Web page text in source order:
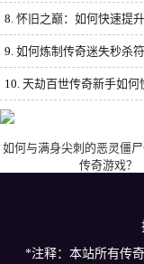
8. 怀旧之巅：如何快速提
9. 如何炼制传奇迷失秒杀
10. 天劫百世传奇新手如何
如何与满身尖刺的恶灵僵
传奇游戏？
*注释：本站所有传